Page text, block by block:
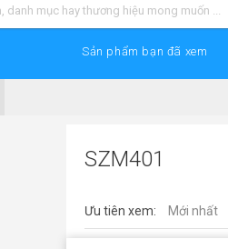
Sản phẩm bạn đã xem
SZM401
Ưu tiên xem: Mới nhất